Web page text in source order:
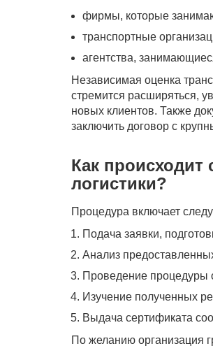
фирмы, которые
транспортные
агентства,
Независимая оценка
стремится расширяться,
новых клиентов. Также
заключить договор с
Как происходит
логистики?
Процедура включает
Подача заявки,
Анализ
Проведение процедуры
Изучение полученных
Выдача сертификата
По желанию организация